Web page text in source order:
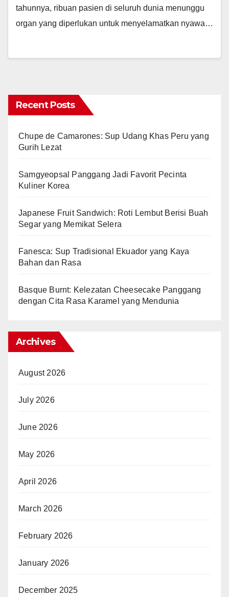
tahunnya, ribuan pasien di seluruh dunia menunggu
organ yang diperlukan untuk menyelamatkan nyawa…
Recent Posts
Chupe de Camarones: Sup Udang Khas Peru yang
Gurih Lezat
Samgyeopsal Panggang Jadi Favorit Pecinta
Kuliner Korea
Japanese Fruit Sandwich: Roti Lembut Berisi Buah
Segar yang Memikat Selera
Fanesca: Sup Tradisional Ekuador yang Kaya
Bahan dan Rasa
Basque Burnt: Kelezatan Cheesecake Panggang
dengan Cita Rasa Karamel yang Mendunia
Archives
August 2026
July 2026
June 2026
May 2026
April 2026
March 2026
February 2026
January 2026
December 2025